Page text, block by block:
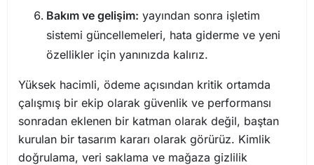
Bakım ve gelişim: yayından sonra işletim
sistemi güncellemeleri, hata giderme ve yeni
özellikler için yanınızda kalırız.
Yüksek hacimli, ödeme açısından kritik ortamda
çalışmış bir ekip olarak güvenlik ve performansı
sonradan eklenen bir katman olarak değil, baştan
kurulan bir tasarım kararı olarak görürüz. Kimlik
doğrulama, veri saklama ve mağaza gizlilik